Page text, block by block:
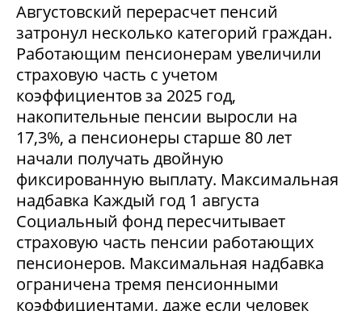
Августовский перерасчет пенсий
затронул несколько категорий граждан.
Работающим пенсионерам увеличили
страховую часть с учетом
коэффициентов за 2025 год,
накопительные пенсии выросли на
17,3%, а пенсионеры старше 80 лет
начали получать двойную
фиксированную выплату. Максимальная
надбавка Каждый год 1 августа
Социальный фонд пересчитывает
страховую часть пенсии работающих
пенсионеров. Максимальная надбавка
ограничена тремя пенсионными
коэффициентами, даже если человек